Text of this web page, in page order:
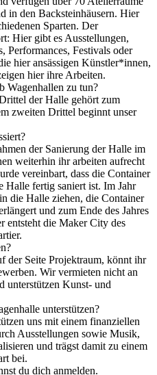
in den Backsteinhäusern. Hier
Sparten. Der
Hier gibt es Ausstellungen,
Performances, Festivals oder
hier ansässigen Künstler*innen,
hier ihre Arbeiten.
Wagenhallen zu tun?
der Halle gehört zum
zweiten Drittel beginnt unser
der Sanierung der Halle im
weiterhin ihr arbeiten aufrecht
vereinbart, dass die Container
Halle fertig saniert ist. Im Jahr
die Halle ziehen, die Container
und zum Ende des Jahres
entsteht die Maker City des
der Seite Projektraum, könnt ihr
Wir vermieten nicht an
unterstützen Kunst- und
unterstützen?
uns mit einem finanziellen
Ausstellungen sowie Musik,
und trägst damit zu einem
bei.
du dich anmelden.